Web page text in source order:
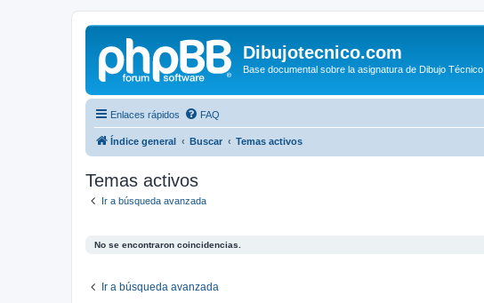
Dibujotecnico.com
Base documental sobre la asignatura de Dibujo Técnico
Enlaces rápidos FAQ
Índice general Buscar Temas activos
Temas activos
Ir a búsqueda avanzada
No se encontraron coincidencias.
Ir a búsqueda avanzada